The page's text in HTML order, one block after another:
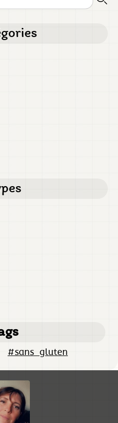
#sans_gluten